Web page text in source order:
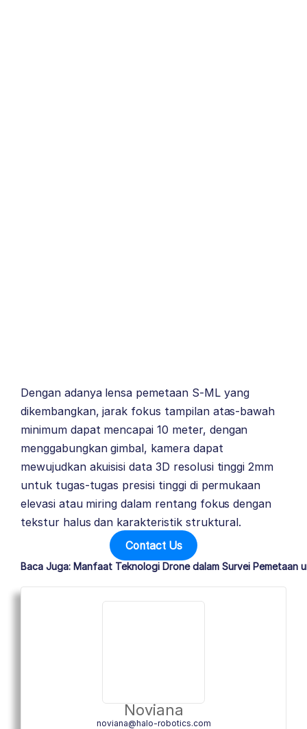
Dengan adanya lensa pemetaan S-ML yang
dikembangkan, jarak fokus tampilan atas-bawah
minimum dapat mencapai 10 meter, dengan
menggabungkan gimbal, kamera dapat
mewujudkan akuisisi data 3D resolusi tinggi 2mm
untuk tugas-tugas presisi tinggi di permukaan
elevasi atau miring dalam rentang fokus dengan
tekstur halus dan karakteristik struktural.
Contact Us
Baca Juga: Manfaat Teknologi Drone dalam Survei Pemetaan
Noviana
noviana@halo-robotics.com